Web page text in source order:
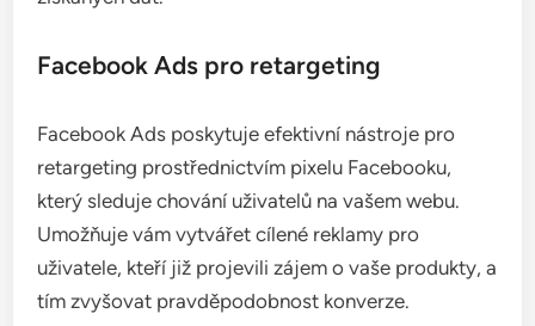
Při nastavování kampaní je důležité definovat
Můžete například zacílit na uživatele, kteří opustili
produktové stránky. Důležité je také sledovat
výkon kampaní a optimalizovat je na základě
získaných dat.
Facebook Ads pro retargeting